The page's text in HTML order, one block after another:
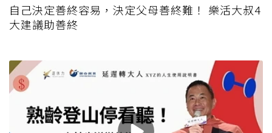
自己決定善終容易，決定父母善終難！ 樂活大叔4
大建議助善終